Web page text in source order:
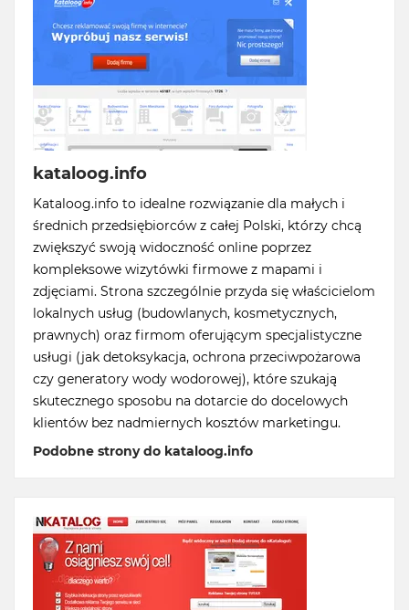
kataloog.info
Kataloog.info to idealne rozwiązanie dla małych i
średnich przedsiębiorców z całej Polski, którzy chcą
zwiększyć swoją widoczność online poprzez
kompleksowe wizytówki firmowe z mapami i
zdjęciami. Strona szczególnie przyda się właścicielom
lokalnych usług (budowlanych, kosmetycznych,
prawnych) oraz firmom oferującym specjalistyczne
usługi (jak detoksykacja, ochrona przeciwpożarowa
czy generatory wody wodorowej), które szukają
skutecznego sposobu na dotarcie do docelowych
klientów bez nadmiernych kosztów marketingu.
Podobne strony do kataloog.info